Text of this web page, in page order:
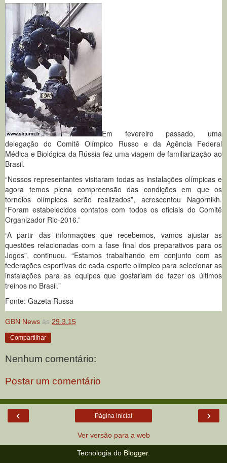
Em fevereiro passado, uma
delegação do Comitê Olímpico Russo e da Agência Federal
Médica e Biológica da Rússia fez uma viagem de familiarização ao
Brasil.
“Nossos representantes visitaram todas as instalações olímpicas e
agora temos plena compreensão das condições em que os
torneios olímpicos serão realizados”, acrescentou Nagornikh.
“Foram estabelecidos contatos com todos os oficiais do Comitê
Organizador Rio-2016.”
“A partir das informações que recebemos, vamos ajustar as
questões relacionadas com a fase final dos preparativos para os
Jogos”, continuou. “Estamos trabalhando em conjunto com as
federações esportivas de cada esporte olímpico para selecionar as
instalações para as equipes que gostariam de fazer os últimos
treinos no Brasil.”
Fonte: Gazeta Russa
GBN News às 29.3.15
Compartilhar
Nenhum comentário:
Postar um comentário
‹ ›
Página inicial
Ver versão para a web
Tecnologia do Blogger.